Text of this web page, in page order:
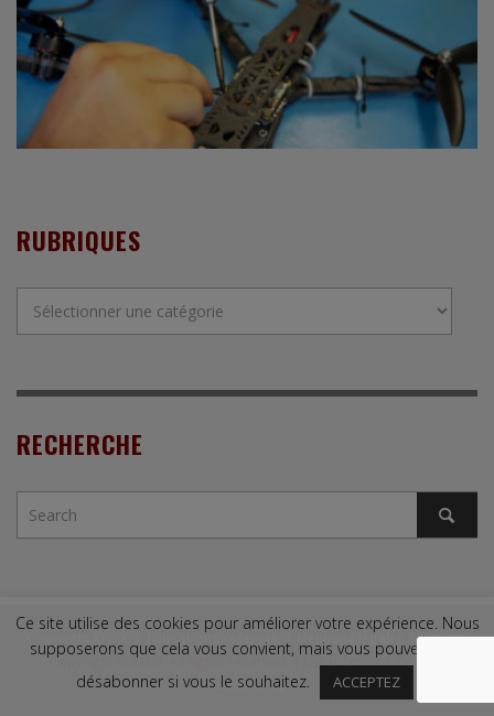
RUBRIQUES
RECHERCHE
Copyright © 2009. Tous droits réservés. | Mentions légales |Contact
Copyright © 2009. All rights reserved. |
Legal Terms|Contact
↑ Back to top
Ce site utilise des cookies pour améliorer votre expérience. Nous
supposerons que cela vous convient, mais vous pouvez vous
désabonner si vous le souhaitez.
ACCEPTEZ